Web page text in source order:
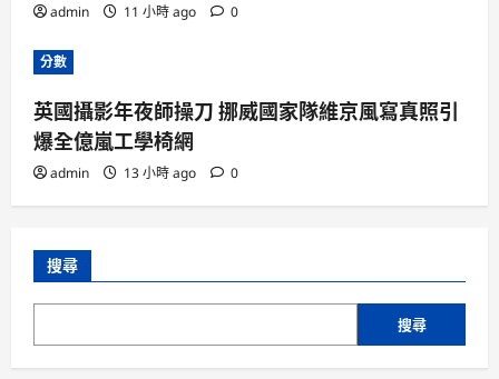
admin 11 小時 ago 0
分數
英國攝影年夜師操刀 挪威國家隊維京風寫真照引
爆全億嵐工學椅網
admin 13 小時 ago 0
搜尋
搜尋